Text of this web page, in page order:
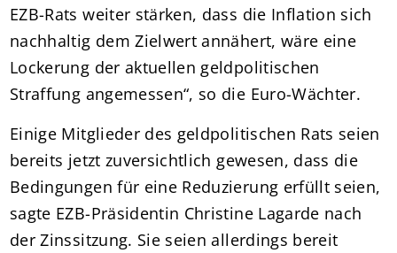
EZB-Rats weiter stärken, dass die Inflation sich
nachhaltig dem Zielwert annähert, wäre eine
Lockerung der aktuellen geldpolitischen
Straffung angemessen“, so die Euro-Wächter.
Einige Mitglieder des geldpolitischen Rats seien
bereits jetzt zuversichtlich gewesen, dass die
Bedingungen für eine Reduzierung erfüllt seien,
sagte EZB-Präsidentin Christine Lagarde nach
der Zinssitzung. Sie seien allerdings bereit